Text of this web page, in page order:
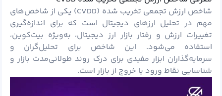
شاخص ارزش تجمعی تخریب شده (CVDD) یکی از شاخص‌های
مهم در تحلیل ارزهای دیجیتال است که برای اندازه‌گیری
تغییرات ارزش و رفتار بازار ارز دیجیتال، به‌ویژه بیت‌کوین،
استفاده می‌شود. این شاخص برای تحلیل‌گران و
سرمایه‌گذاران ابزار مفیدی برای درک روند طولانی‌مدت بازار و
شناسایی نقاط ورود یا خروج از بازار است.